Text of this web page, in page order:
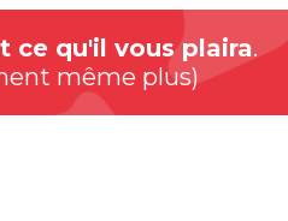
ce qu'il vous plaira.
même plus)